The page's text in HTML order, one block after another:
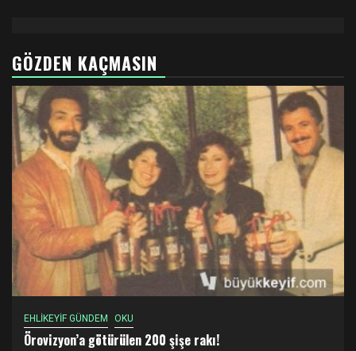
GÖZDEN KAÇMASIN
EHLİKEYİF GÜNDEM OKU
Örovizyon’a götürülen 200 şişe rakı!